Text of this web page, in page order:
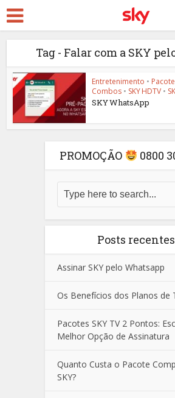
Tag - Falar com a SKY
Entretenimento •
Combos • SKY HDTV •
SKY WhatsApp
PROMOÇÃO 0800
Posts recentes
Assinar SKY pelo Whatsapp
Os Benefícios dos Planos de
Pacotes SKY TV 2 Pontos:
Melhor Opção de Assinatura
Quanto Custa o Pacote
SKY?